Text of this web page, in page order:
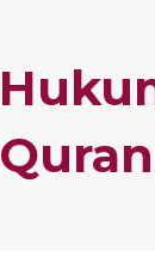
Quran